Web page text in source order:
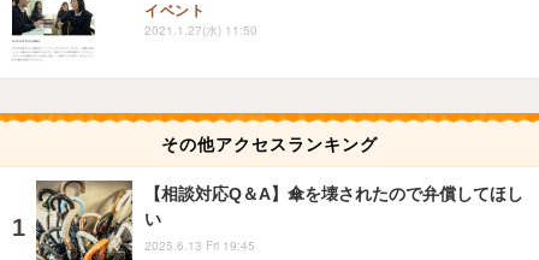
イベント
2021.1.27(水) 11:50
その他アクセスランキング
【相談対応Q＆A】傘を壊されたので弁償してほし
い
2025.6.13 Fri 19:45